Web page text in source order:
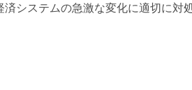
システムの急激な変化に適切に対